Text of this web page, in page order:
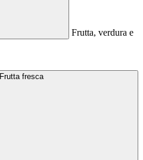
Frutta, verdura e
Frutta fresca